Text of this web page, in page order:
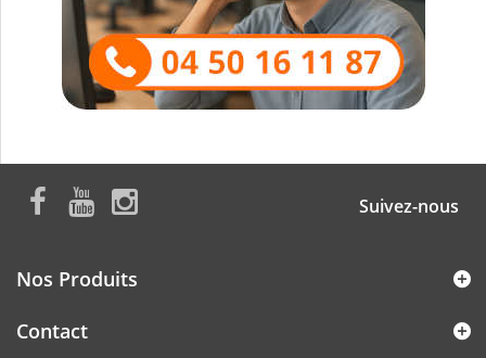
Suivez-nous
Nos Produits
Contact